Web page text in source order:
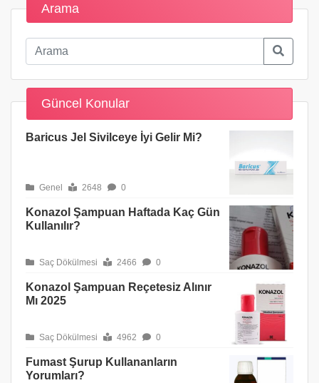
Arama
Güncel Konular
Baricus Jel Sivilceye İyi Gelir Mi?
Genel 2648 0
Konazol Şampuan Haftada Kaç Gün
Kullanılır?
Saç Dökülmesi 2466 0
Konazol Şampuan Reçetesiz Alınır
Mı 2025
Saç Dökülmesi 4962 0
Fumast Şurup Kullananların
Yorumları?